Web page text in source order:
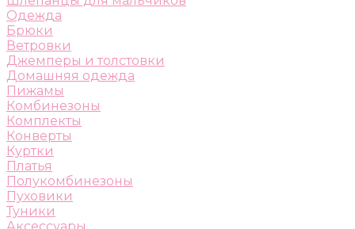
Одежда
Брюки
Ветровки
Джемперы и толстовки
Домашняя одежда
Пижамы
Комбинезоны
Комплекты
Конверты
Куртки
Платья
Полукомбинезоны
Пуховики
Туники